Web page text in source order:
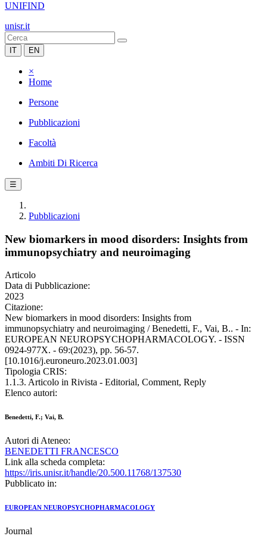
UNIFIND
unisr.it
IT EN
×
Home
Persone
Pubblicazioni
Facoltà
Ambiti Di Ricerca
☰
Pubblicazioni
New biomarkers in mood disorders: Insights from
immunopsychiatry and neuroimaging
Articolo
Data di Pubblicazione:
2023
Citazione:
New biomarkers in mood disorders: Insights from
immunopsychiatry and neuroimaging / Benedetti, F., Vai, B.. - In:
EUROPEAN NEUROPSYCHOPHARMACOLOGY. - ISSN
0924-977X. - 69:(2023), pp. 56-57.
[10.1016/j.euroneuro.2023.01.003]
Tipologia CRIS:
1.1.3. Articolo in Rivista - Editorial, Comment, Reply
Elenco autori:
Benedetti, F.; Vai, B.
Autori di Ateneo:
BENEDETTI FRANCESCO
Link alla scheda completa:
https://iris.unisr.it/handle/20.500.11768/137530
Pubblicato in:
EUROPEAN NEUROPSYCHOPHARMACOLOGY
Journal